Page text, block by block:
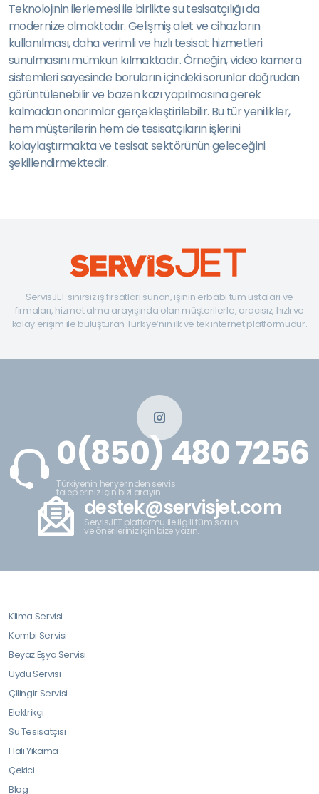
Teknolojinin ilerlemesi ile birlikte su tesisatçılığı da
modernize olmaktadır. Gelişmiş alet ve cihazların
kullanılması, daha verimli ve hızlı tesisat hizmetleri
sunulmasını mümkün kılmaktadır. Örneğin, video kamera
sistemleri sayesinde boruların içindeki sorunlar doğrudan
görüntülenebilir ve bazen kazı yapılmasına gerek
kalmadan onarımlar gerçekleştirilebilir. Bu tür yenilikler,
hem müşterilerin hem de tesisatçıların işlerini
kolaylaştırmakta ve tesisat sektörünün geleceğini
şekillendirmektedir.
ServisJET sınırsız iş fırsatları sunan, işinin erbabı tüm ustaları ve
firmaları, hizmet alma arayışında olan müşterilerle, aracısız, hızlı ve
kolay erişim ile buluşturan Türkiye’nin ilk ve tek internet platformudur.
0(850) 480 7256
Türkiyenin her yerinden servis
talepleriniz için bizi arayın.
destek@servisjet.com
ServisJET platformu ile ilgili tüm sorun
ve önerileriniz için bize yazın.
Klima Servisi
Kombi Servisi
Beyaz Eşya Servisi
Uydu Servisi
Çilingir Servisi
Elektrikçi
Su Tesisatçısı
Halı Yıkama
Çekici
Blog